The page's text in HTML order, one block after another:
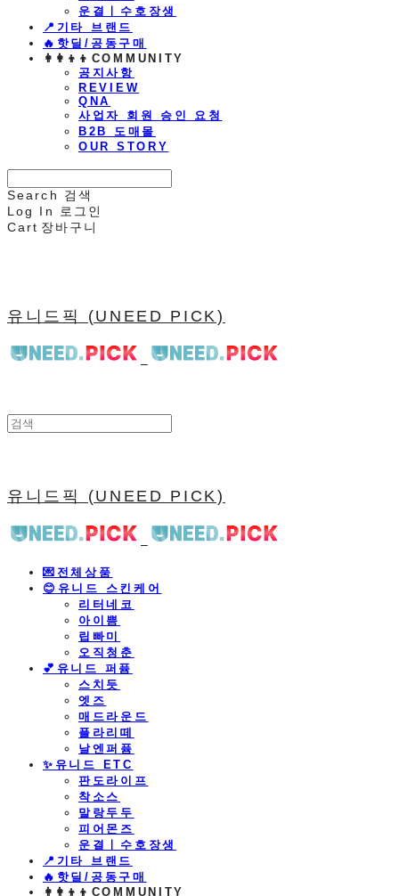
운결ㅣ수호장생
📍기타 브랜드
🔥핫딜/공동구매
👩‍👩‍👦‍👦COMMUNITY
공지사항
REVIEW
QNA
사업자 회원 승인 요청
B2B 도매몰
OUR STORY
Search
검색
Log In
로그인
Cart 장바구니
유니드픽 (UNEED PICK)
유니드픽 (UNEED PICK)
💌전체상품
😊유니드 스킨케어
리터네코
아이쁨
립빠미
오직청춘
💕유니드 퍼퓸
스치듯
엣즈
매드라운드
플라리떼
날엔퍼퓸
​✨유니드 ETC
판도라이프
착소스
말랑두두
피어몬즈
운결ㅣ수호장생
📍기타 브랜드
🔥핫딜/공동구매
👩‍👩‍👦‍👦COMMUNITY